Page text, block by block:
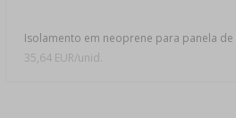
Isolamento em neoprene para panela de
35,64 EUR/unid.